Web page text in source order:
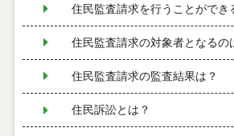
住民監査請求を行うことができ
住民監査請求の対象者となるの
住民監査請求の監査結果は？
住民訴訟とは？